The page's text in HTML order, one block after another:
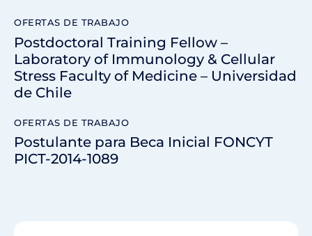
OFERTAS DE TRABAJO
Postdoctoral Training Fellow –
Laboratory of Immunology & Cellular
Stress Faculty of Medicine – Universidad
de Chile
OFERTAS DE TRABAJO
Postulante para Beca Inicial FONCYT
PICT-2014-1089